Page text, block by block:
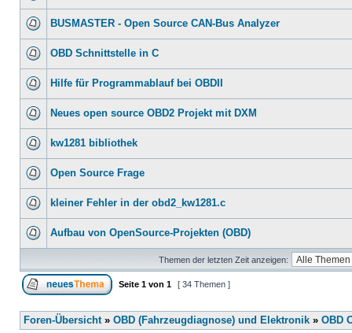
BUSMASTER - Open Source CAN-Bus Analyzer
OBD Schnittstelle in C
Hilfe für Programmablauf bei OBDII
Neues open source OBD2 Projekt mit DXM
kw1281 bibliothek
Open Source Frage
kleiner Fehler in der obd2_kw1281.c
Aufbau von OpenSource-Projekten (OBD)
Themen der letzten Zeit anzeigen:
Seite 1 von 1 [ 34 Themen ]
Foren-Übersicht» OBD (Fahrzeugdiagnose) und Elektronik » OBD